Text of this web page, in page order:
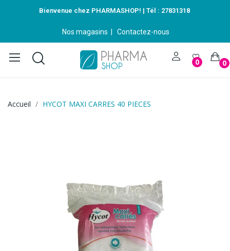
Bienvenue chez PHARMASHOP! | Tél : 27831318
Nos magasins Contactez-nous
0 0
Accueil HYCOT MAXI CARRES 40 PIECES